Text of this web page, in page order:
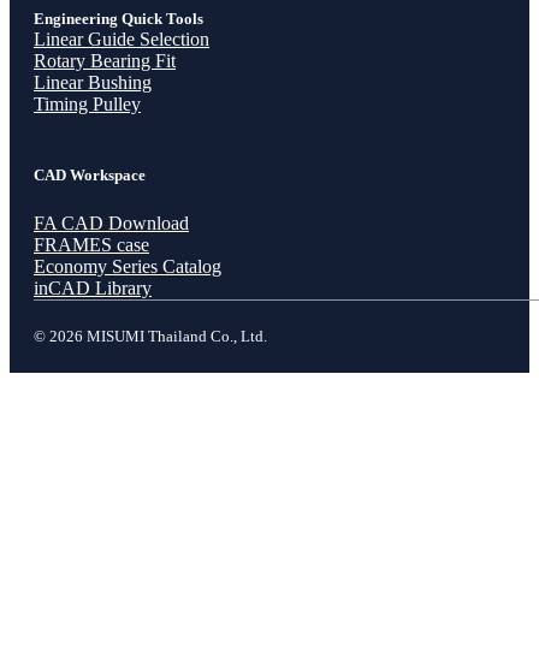
Engineering Quick Tools
Linear Guide Selection
Rotary Bearing Fit
Linear Bushing
Timing Pulley
CAD Workspace
FA CAD Download
FRAMES case
Economy Series Catalog
inCAD Library
© 2026 MISUMI Thailand Co., Ltd.